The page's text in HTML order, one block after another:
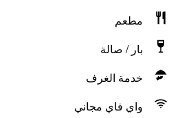
مطعم
بار / صالة
خدمة الغرف
واي فاي مجاني